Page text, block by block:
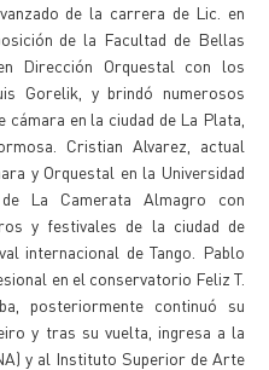
de la carrera de Lic. en
de la Facultad de Bellas
Dirección Orquestal con los
Gorelik, y brindó numerosos
en la ciudad de La Plata,
Cristian Alvarez, actual
y Orquestal en la Universidad
La Camerata Almagro con
y festivales de la ciudad de
internacional de Tango. Pablo
en el conservatorio Feliz T.
posteriormente continuó su
y tras su vuelta, ingresa a la
y al Instituto Superior de Arte